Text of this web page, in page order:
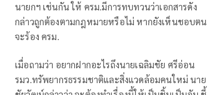
นายกฯ เช่นกัน ให้ ครม.มีการทบทวนว่าเอกสารดัง
กล่าวถูกต้องตามกฎหมายหรือไม่ หากยังเห็นชอบตน
จะร้อง ครม.
เมื่อถามว่า อยากฝากอะไรถึงนายเฉลิมชัย ศรีอ่อน
รมว.ทรัพยากรธรรมชาติและสิ่งแวดล้อมคนใหม่ นาย